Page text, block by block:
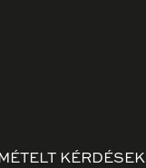
KÉRDÉSEK